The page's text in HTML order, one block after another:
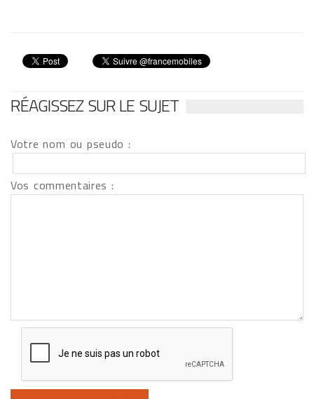
RÉAGISSEZ SUR LE SUJET
Votre nom ou pseudo :
Vos commentaires :